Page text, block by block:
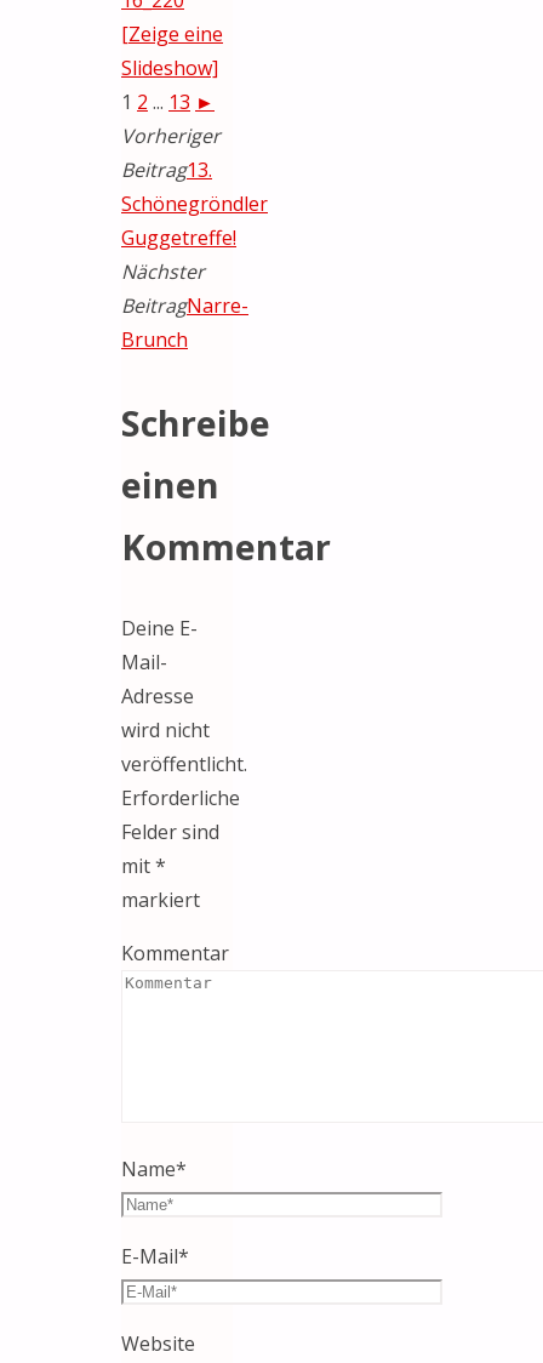
[Zeige eine
Slideshow]
1 2 ... 13 ►
Vorheriger
Beitrag13.
Schönegröndler
Guggetreffe!
Nächster
BeitragNarre-
Brunch
Schreibe
einen
Kommentar
Deine E-
Mail-
Adresse
wird nicht
veröffentlicht.
Erforderliche
Felder sind
mit*
markiert
Kommentar
Name*
E-Mail*
Website